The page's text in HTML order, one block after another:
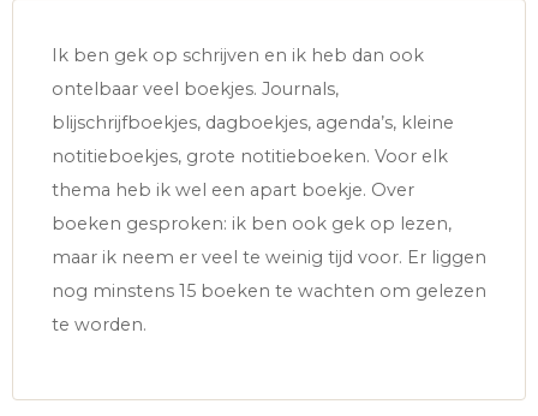
Ik ben gek op schrijven en ik heb dan ook
ontelbaar veel boekjes. Journals,
blijschrijfboekjes, dagboekjes, agenda’s, kleine
notitieboekjes, grote notitieboeken. Voor elk
thema heb ik wel een apart boekje. Over
boeken gesproken: ik ben ook gek op lezen,
maar ik neem er veel te weinig tijd voor. Er liggen
nog minstens 15 boeken te wachten om gelezen
te worden.